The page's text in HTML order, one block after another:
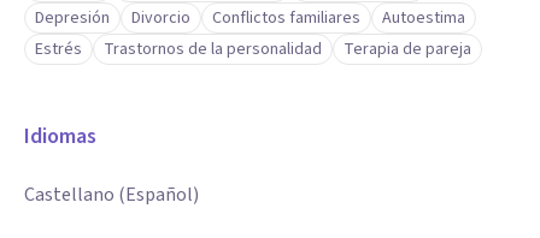
Depresión
Divorcio Conflictos familiares
Autoestima
Estrés
Trastornos de la personalidad Terapia de pareja
Idiomas
Castellano (Español)